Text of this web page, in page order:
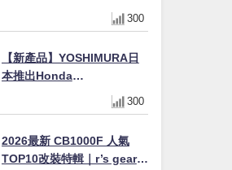
系？自然進氣 V3 同步測試
中，CG 預想曝光！
300
【新產品】YOSHIMURA日
本推出Honda
CB1000F/CB1000 HORNET
專用水箱護網，六角網紋設
300
2026最新 CB1000F 人氣
TOP10改裝特輯｜r’s gear鈦